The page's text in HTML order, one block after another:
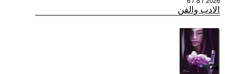
الادب والفن